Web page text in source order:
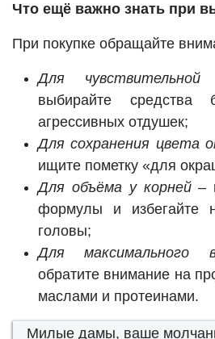
Что ещё важно знать при
При покупке обращайте
Для
выбирайте средства
агрессивных отдушек;
Для сохранения цвета
ищите пометку «для
Для объёма у корней–
формулы и избегайте
головы;
Для максимального
обратите внимание на
маслами и протеинами.
Милые дамы, ваше